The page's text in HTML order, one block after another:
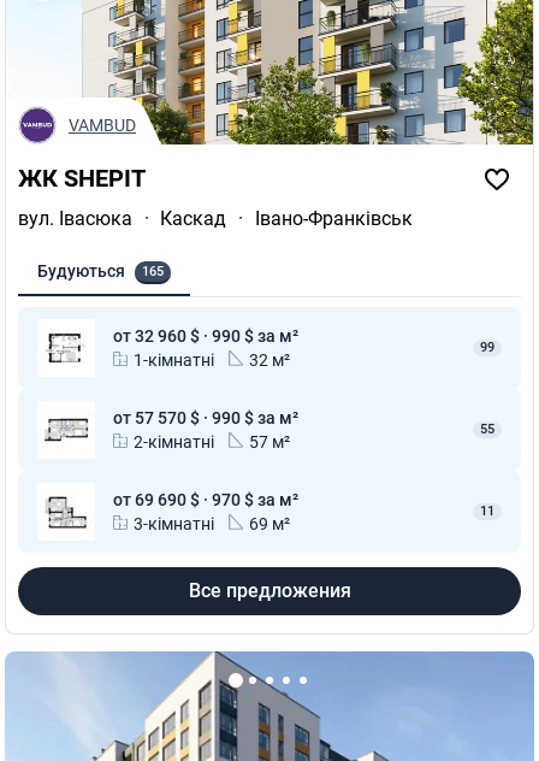
ЖК SHEPIT
вул. Івасюка · Каскад · Івано-Франківськ
Будуються 165
от 32 960 $ · 990 $ за м²
1-кімнатні
32 м²
99
от 57 570 $ · 990 $ за м²
2-кімнатні
57 м²
55
от 69 690 $ · 970 $ за м²
3-кімнатні
69 м²
11
Все предложения
VAMBUD